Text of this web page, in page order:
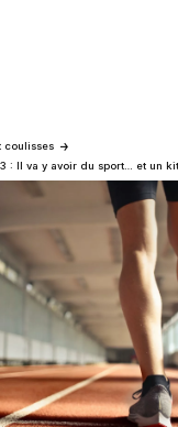
coulisses
: Il va y avoir du sport… et un